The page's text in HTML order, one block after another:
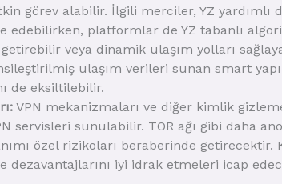
görev alabilir. İlgili merciler, YZ yardımlı
edebilirken, platformlar de YZ tabanlı
veya dinamik ulaşım yolları
ulaşım verileri sunan smart
de eksiltilebilir.
VPN mekanizmaları ve diğer kimlik
servisleri sunulabilir. TOR ağı gibi daha
özel rizikoları beraberinde
dezavantajlarını iyi idrak etmeleri icap